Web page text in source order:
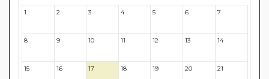
1 2 3 4 5 6 7
8 9 10 11 12 13 14
15 16 17 18 19 20 21